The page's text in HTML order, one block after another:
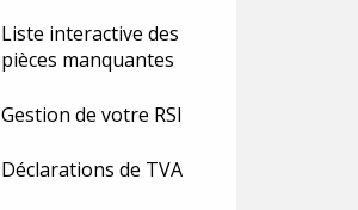
Liste interactive des
pièces manquantes
Gestion de votre RSI
Déclarations de TVA